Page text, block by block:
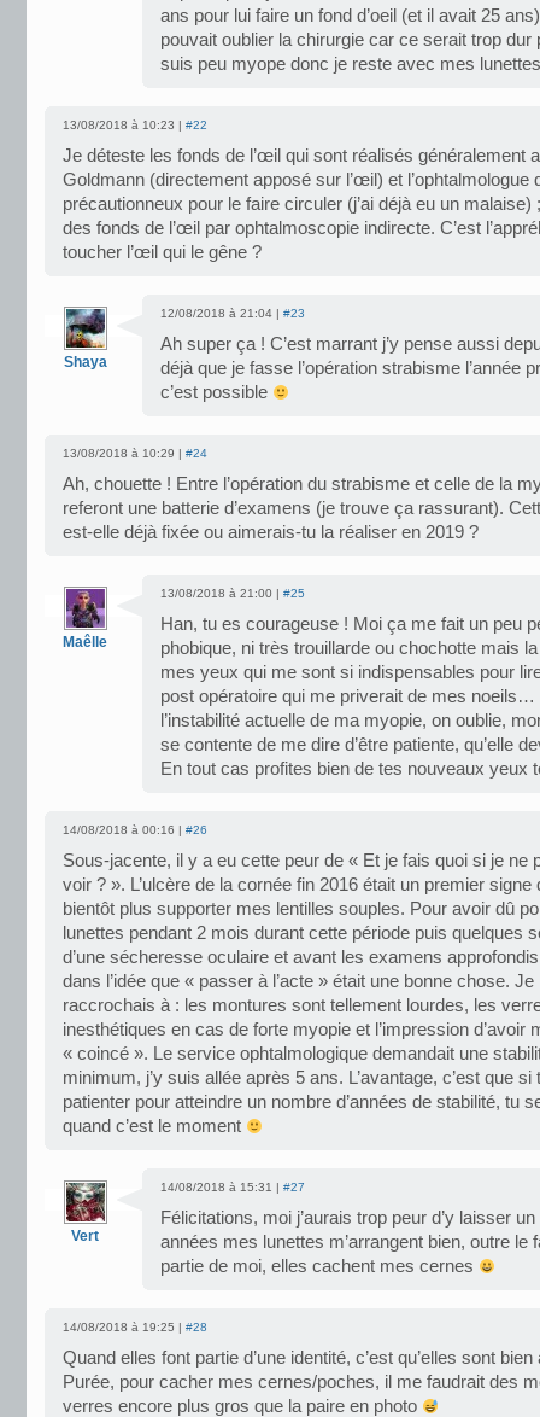
ans pour lui faire un fond d’oeil (et il avait 25
pouvait oublier la chirurgie car ce serait trop dur
suis peu myope donc je reste avec mes
13/08/2018 à 10:23 | #22
Je déteste les fonds de l’œil qui sont réalisés généralement
Goldmann (directement apposé sur l’œil) et l’ophtalmologue
précautionneux pour le faire circuler (j’ai déjà eu un malaise)
des fonds de l’œil par ophtalmoscopie indirecte. C’est
toucher l’œil qui le gêne ?
Shaya
12/08/2018 à 21:04 | #23
Ah super ça ! C’est marrant j’y pense aussi
déjà que je fasse l’opération strabisme l’année
c’est possible
13/08/2018 à 10:29 | #24
Ah, chouette ! Entre l’opération du strabisme et celle de la
referont une batterie d’examens (je trouve ça rassurant).
est-elle déjà fixée ou aimerais-tu la réaliser en 2019 ?
Maêlle
13/08/2018 à 21:00 | #25
Han, tu es courageuse ! Moi ça me fait un peu
phobique, ni très trouillarde ou chochotte mais
mes yeux qui me sont si indispensables pour
post opératoire qui me priverait de mes
l’instabilité actuelle de ma myopie, on oublie,
se contente de me dire d’être patiente, qu’elle
En tout cas profites bien de tes nouveaux yeux
14/08/2018 à 00:16 | #26
Sous-jacente, il y a eu cette peur de « Et je fais quoi si je ne
voir ? ». L’ulcère de la cornée fin 2016 était un premier signe
bientôt plus supporter mes lentilles souples. Pour avoir dû
lunettes pendant 2 mois durant cette période puis quelques
d’une sécheresse oculaire et avant les examens
dans l’idée que « passer à l’acte » était une bonne chose. Je
raccrochais à : les montures sont tellement lourdes, les
inesthétiques en cas de forte myopie et l’impression d’avoir
« coincé ». Le service ophtalmologique demandait une
minimum, j’y suis allée après 5 ans. L’avantage, c’est que
patienter pour atteindre un nombre d’années de stabilité, tu
quand c’est le moment
Vert
14/08/2018 à 15:31 | #27
Félicitations, moi j’aurais trop peur d’y laisser
années mes lunettes m’arrangent bien, outre le
partie de moi, elles cachent mes cernes
14/08/2018 à 19:25 | #28
Quand elles font partie d’une identité, c’est qu’elles sont
Purée, pour cacher mes cernes/poches, il me faudrait des
verres encore plus gros que la paire en photo